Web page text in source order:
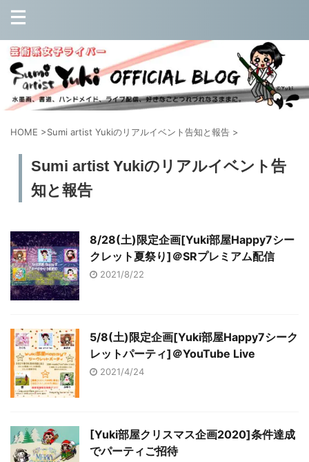
HOME >Sumi artist Yukiのリアルイベント告知と報告 >
Sumi artist Yukiのリアルイベント告
知と報告
8/28(土)限定企画[Yuki部屋Happy7シー
クレット夏祭り]＠SRプレミアム配信
2021/8/22
5/8(土)限定企画[Yuki部屋Happy7シーク
レットパーティ]＠YouTube Live
2021/4/24
[Yuki部屋クリスマス企画2020]条件達成
でパーティご招待